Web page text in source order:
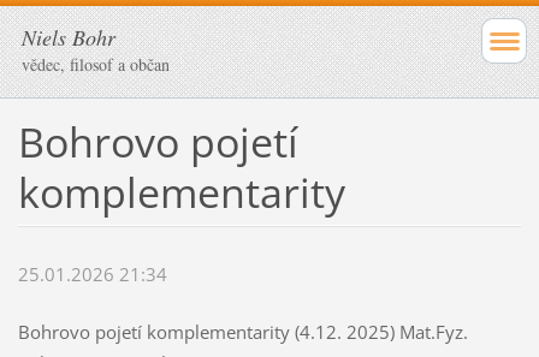
Niels Bohr
vědec, filosof a občan
Bohrovo pojetí
komplementarity
25.01.2026 21:34
Bohrovo pojetí komplementarity (4.12. 2025) Mat.Fyz.